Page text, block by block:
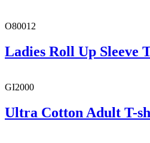
O80012
Ladies Roll Up Sleeve
GI2000
Ultra Cotton Adult T-